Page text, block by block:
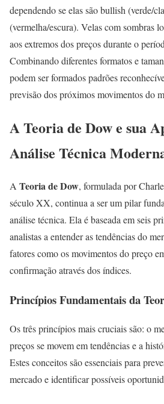
dependendo se elas são bullish (verde/
(vermelha/escura). Velas com sombras
aos extremos dos preços durante o
Combinando diferentes formatos e
podem ser formados padrões
previsão dos próximos movimentos do
A Teoria de Dow e sua
Análise Técnica
A Teoria de Dow, formulada por
século XX, continua a ser um pilar
análise técnica. Ela é baseada em seis
analistas a entender as tendências do
fatores como os movimentos do preço
confirmação através dos índices.
Princípios Fundamentais da
Os três princípios mais cruciais são: o
preços se movem em tendências e a
Estes conceitos são essenciais para
mercado e identificar possíveis